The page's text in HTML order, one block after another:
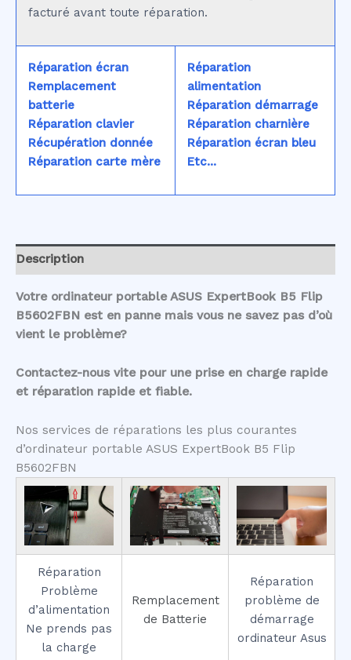
facturé avant toute réparation.
Réparation écran
Remplacement
batterie
Réparation clavier
Récupération donnée
Réparation carte mère
Réparation
alimentation
Réparation démarrage
Réparation charnière
Réparation écran bleu
Etc...
Description
Votre ordinateur portable ASUS ExpertBook B5 Flip
B5602FBN est en panne mais vous ne savez pas d’où
vient le problème?
Contactez-nous vite pour une prise en charge rapide
et réparation rapide et fiable.
Nos services de réparations les plus courantes
d’ordinateur portable ASUS ExpertBook B5 Flip
B5602FBN
Réparation
Problème
d’alimentation
Ne prends pas
la charge
Remplacement
de Batterie
Réparation
problème de
démarrage
ordinateur Asus